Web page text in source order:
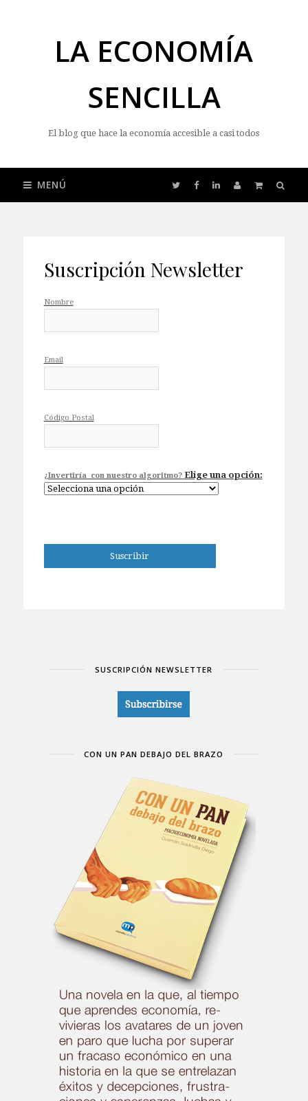
LA ECONOMÍA
SENCILLA
El blog que hace la economía accesible a casi todos
MENÚ
Suscripción Newsletter
Nombre
Email
Código Postal
¿Invertiría con nuestro algoritmo? Elige una opción:
SUSCRIPCIÓN NEWSLETTER
CON UN PAN DEBAJO DEL BRAZO